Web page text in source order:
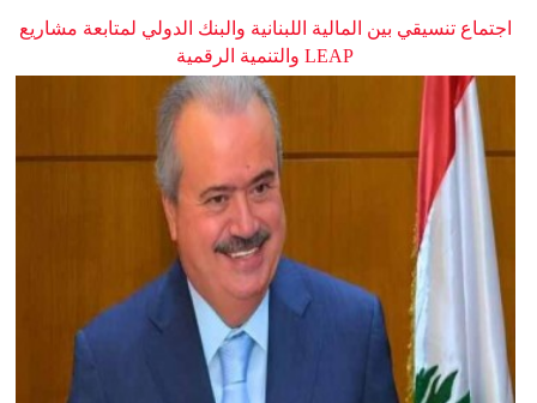
اجتماع تنسيقي بين المالية اللبنانية والبنك الدولي لمتابعة مشاريع
LEAP والتنمية الرقمية